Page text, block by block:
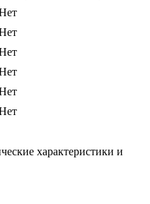
характеристики и